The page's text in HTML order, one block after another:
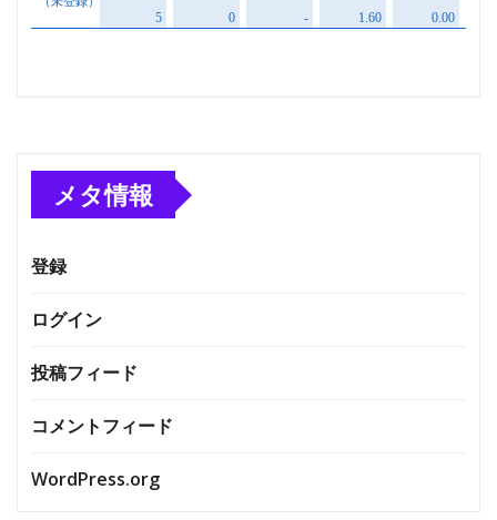
メタ情報
登録
ログイン
投稿フィード
コメントフィード
WordPress.org